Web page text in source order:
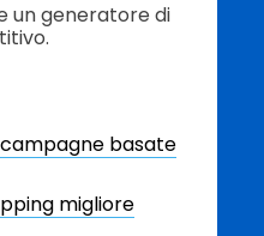
un generatore di
campagne basate
migliore